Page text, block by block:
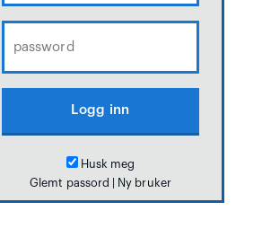
Husk meg
Glemt passord
Ny bruker